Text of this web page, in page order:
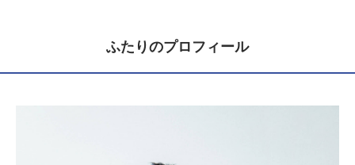
ふたりのプロフィール